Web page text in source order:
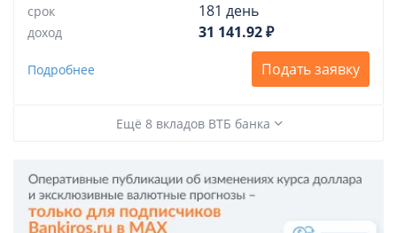
181 день
срок
31 141.92 ₽
доход
Подробнее Подать заявку
Ещё 8 вкладов ВТБ банка